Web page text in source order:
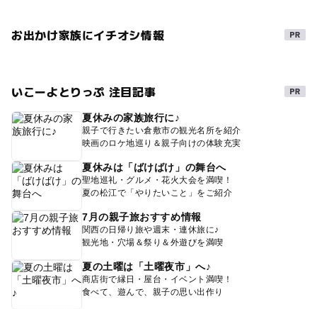
お出かけ家族にイチオシ情報
いこーよとりっぷ 注目記事
夏休みの家族旅行に♪
親子で行きたい倉敷市の観光名所を紹介
映画のロケ地巡り＆親子向けの体験充実
夏休みは「ばけばけ」の舞台へ
聖地巡礼・グルメ・花火大会を満喫！
夏の松江で「やりたいこと」をご紹介
7月の親子旅おすすめ情報
関西の日帰り旅や週末・連休旅に♪
観光地・穴場＆祭り＆外遊びを満喫
夏の土曜は「土曜夜市」へ♪
商店街で縁日・屋台・イベント満喫！
食べて、遊んで、親子の思い出作り